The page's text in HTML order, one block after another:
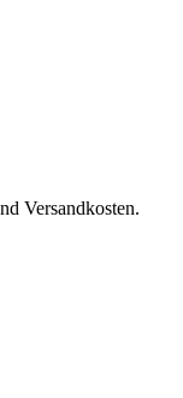
Versandkosten.